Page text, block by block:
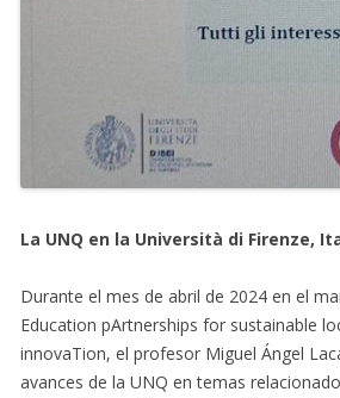
La UNQ en la Università di Firenze,
Durante el mes de abril de 2024 en el
Education pArtnerships for sustainable
innovaTion, el profesor Miguel Ángel
avances de la UNQ en temas